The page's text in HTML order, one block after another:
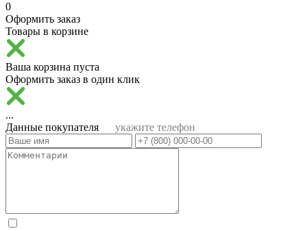
0
Оформить заказ
Товары в корзине
Ваша корзина пуста
Оформить заказ в один клик
...
Данные покупателя
укажите телефон